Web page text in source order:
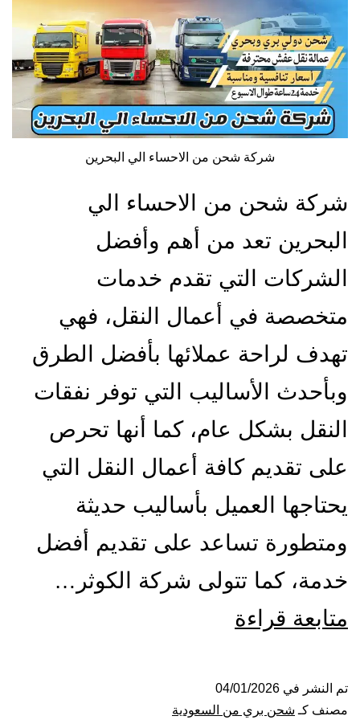
شركة شحن من الاحساء الي البحرين
شركة شحن من الاحساء الي
البحرين تعد من أهم وأفضل
الشركات التي تقدم خدمات
متخصصة في أعمال النقل، فهي
تهدف لراحة عملائها بأفضل الطرق
وبأحدث الأساليب التي توفر نفقات
النقل بشكل عام، كما أنها تحرص
على تقديم كافة أعمال النقل التي
يحتاجها العميل بأساليب حديثة
ومتطورة تساعد على تقديم أفضل
خدمة، كما تتولى شركة الكوثر…
متابعة قراءة
من
تم النشر في 04/01/2026
مصنف كـ شحن بري من السعودية